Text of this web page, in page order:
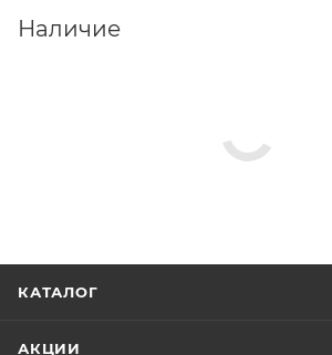
Наличие
КАТАЛОГ
АКЦИИ